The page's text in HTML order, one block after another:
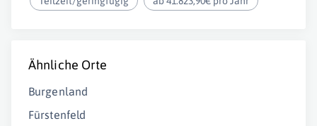
Ähnliche Orte
Burgenland
Fürstenfeld